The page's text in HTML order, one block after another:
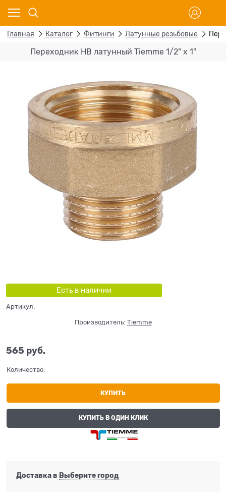
Главная Каталог Фитинги Латунные резьбовые
Переходник НВ латунный Tiemme 1/2" х 1"
Есть в наличии
Артикул:
Производитель: Tiemme
565 руб.
Количество:
КУПИТЬ
КУПИТЬ В ОДИН КЛИК
Доставка в Выберите город